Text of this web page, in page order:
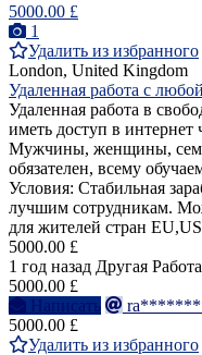
5000.00 £
1
Удалить из избранного
London, United Kingdom
Удаленная работа с
Удаленная работа в
иметь доступ в интернет
Мужчины, женщины,
обязателен, всему
Условия: Стабильная
лучшим сотрудникам.
для жителей стран
5000.00 £
1 год назад Другая Работа
5000.00 £
Написать
5000.00 £
Удалить из избранного